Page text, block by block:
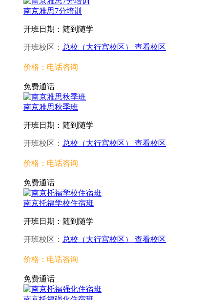
南京雅思7分培训
开班日期：随到随学
开班校区： 总校（大行宫校区） 查看校区
价格：电话咨询
免费通话
南京雅思秋季班
开班日期：随到随学
开班校区： 总校（大行宫校区） 查看校区
价格：电话咨询
免费通话
南京托福学校住宿班
开班日期：随到随学
开班校区： 总校（大行宫校区） 查看校区
价格：电话咨询
免费通话